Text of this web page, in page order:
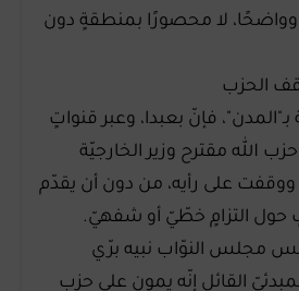
لا محصورًا بمنطقةٍ دون
الحزب
فإنّ بعبدا، وعبر قنواتٍ
الله مقترح وزير الخارجيّة
ووقفت على رأيه، من دون أن يقدّم
حول التزامٍ خطّيّ أو شفهيّ.
مجلس النوّاب نبيه برّي
القائل إنّه يمون على حزب